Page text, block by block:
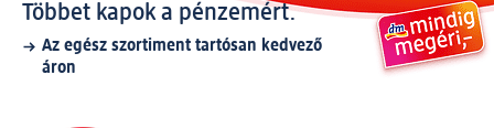
Többet kapok a pénzemért.
Az egész szortiment tartósan kedvező
áron